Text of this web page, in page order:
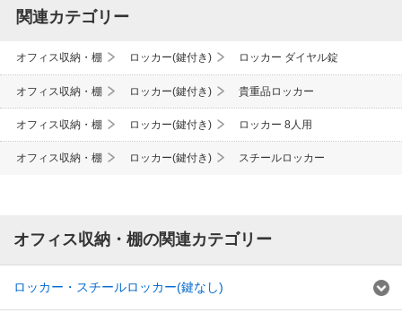
関連カテゴリー
オフィス収納・棚 ロッカー(鍵付き) ロッカー ダイヤル錠
オフィス収納・棚 ロッカー(鍵付き) 貴重品ロッカー
オフィス収納・棚 ロッカー(鍵付き) ロッカー 8人用
オフィス収納・棚 ロッカー(鍵付き) スチールロッカー
オフィス収納・棚の関連カテゴリー
ロッカー・スチールロッカー(鍵なし)